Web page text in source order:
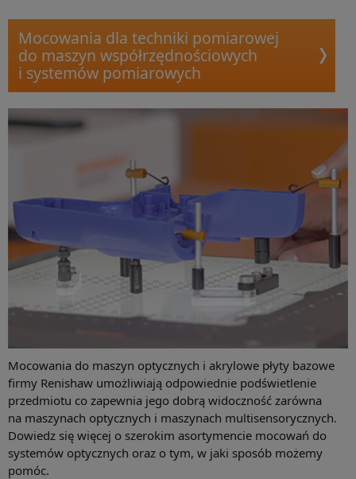
Mocowania dla techniki pomiarowej
do maszyn współrzędnościowych
i systemów pomiarowych
Mocowania do maszyn optycznych i akrylowe płyty bazowe
firmy Renishaw umożliwiają odpowiednie podświetlenie
przedmiotu co zapewnia jego dobrą widoczność zarówna
na maszynach optycznych i maszynach multisensorycznych.
Dowiedz się więcej o szerokim asortymencie mocowań do
systemów optycznych oraz o tym, w jaki sposób możemy
pomóc.